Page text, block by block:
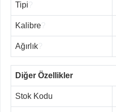
Tipi
Kalibre
Ağırlık
Diğer Özellikler
Stok Kodu